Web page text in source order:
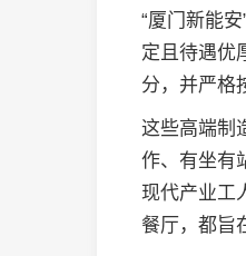
“厦门新能
定且待遇优
分，并严格
这些高端制
作、有坐有
现代产业工
餐厅，都旨